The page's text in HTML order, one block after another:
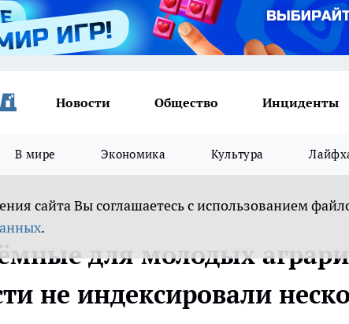
Новости Общество Инциденты
В мире Экономика Культура
сайта Вы соглашаетесь с использованием
.
для молодых
не индексировали